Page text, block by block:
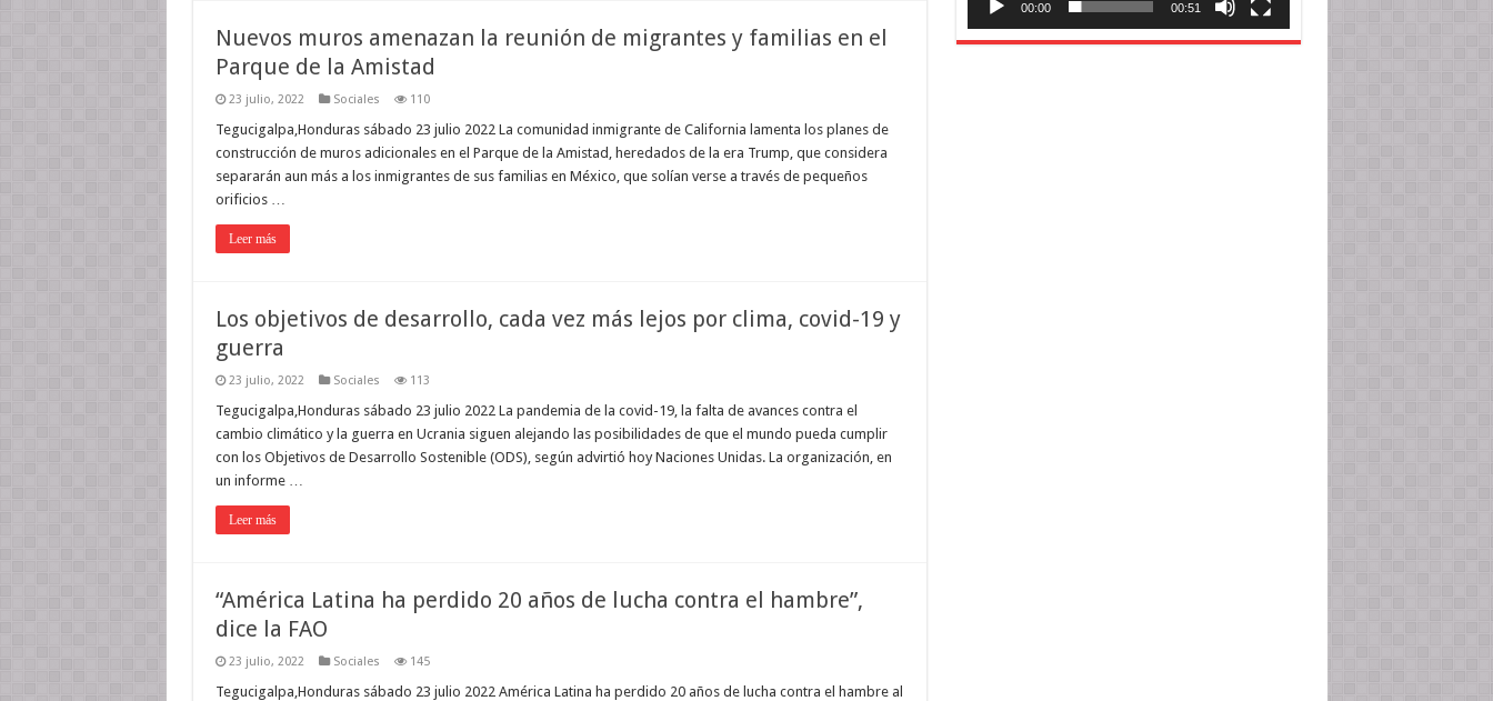
Nuevos muros amenazan la reunión de migrantes y familias en el
Parque de la Amistad
23 julio, 2022 Sociales 110
Tegucigalpa,Honduras sábado 23 julio 2022 La comunidad inmigrante de California lamenta los planes de
construcción de muros adicionales en el Parque de la Amistad, heredados de la era Trump, que considera
separarán aun más a los inmigrantes de sus familias en México, que solían verse a través de pequeños
orificios …
Leer más
Los objetivos de desarrollo, cada vez más lejos por clima, covid-19 y
guerra
23 julio, 2022 Sociales 113
Tegucigalpa,Honduras sábado 23 julio 2022 La pandemia de la covid-19, la falta de avances contra el
cambio climático y la guerra en Ucrania siguen alejando las posibilidades de que el mundo pueda cumplir
con los Objetivos de Desarrollo Sostenible (ODS), según advirtió hoy Naciones Unidas. La organización, en
un informe …
Leer más
“América Latina ha perdido 20 años de lucha contra el hambre”,
dice la FAO
23 julio, 2022 Sociales 145
Tegucigalpa,Honduras sábado 23 julio 2022 América Latina ha perdido 20 años de lucha contra el hambre al
00:00 00:51